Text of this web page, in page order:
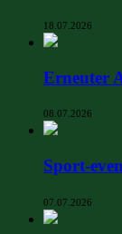
18.07.2026
Erneuter
08.07.2026
Sport-
07.07.2026